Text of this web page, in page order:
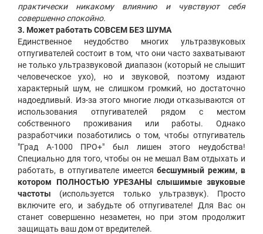
практически никакому влиянию и чувствуют себя
совершенно спокойно.
3. Может работать СОВСЕМ БЕЗ ШУМА
Единственное неудобство многих ультразвуковых
отпугивателей состоит в том, что они часто захватывают
не только ультразвуковой диапазон (который не слышит
человеческое ухо), но и звуковой, поэтому издают
характерный шум, не слишком громкий, но достаточно
надоедливый. Из-за этого многие люди отказываются от
использования отпугивателей рядом с местом
собственного проживания или работы. Однако
разработчики позаботились о том, чтобы отпугиватель
"Град А-1000 ПРО+" был лишен этого неудобства!
Специально для того, чтобы он не мешал Вам отдыхать и
работать, в отпугивателе имеетсябесшумный режим, в
котором ПОЛНОСТЬЮ УРЕЗАНЫ слышимые звуковые
частоты (используется только ультразвук). Просто
включите его, и забудьте об отпугивателе! Для Вас он
станет совершенно незаметен, но при этом продолжит
защищать ваш дом от вредителей.